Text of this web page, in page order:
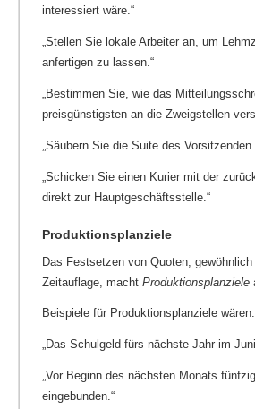
interessiert wäre.“
„Stellen Sie lokale Arbeiter an, um
anfertigen zu lassen.“
„Bestimmen Sie, wie das
preisgünstigsten an die Zweigstellen
„Säubern Sie die Suite des
„Schicken Sie einen Kurier mit der
direkt zur Hauptgeschäftsstelle.“
Produktionsplanziele
Das Festsetzen von Quoten,
Zeitauflage, macht Produktionsplanziele
Beispiele für Produktionsplanziele wären:
„Das Schulgeld fürs nächste Jahr im
„Vor Beginn des nächsten Monats
eingebunden.“